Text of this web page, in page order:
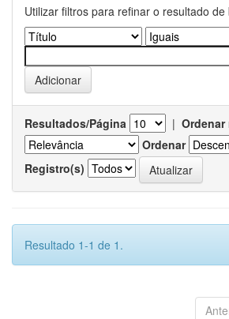
Utilizar filtros para refinar o resultado de
Resultados/Página |
Ordenar
Registro(s)
Resultado 1-1 de 1.